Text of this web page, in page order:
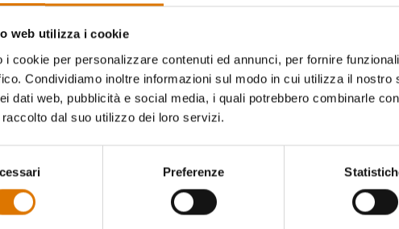
web utilizza i cookie
i cookie per personalizzare contenuti ed annunci, per fornire
Condividiamo inoltre informazioni sul modo in cui utilizza il
dati web, pubblicità e social media, i quali potrebbero combinarle
dal suo utilizzo dei loro servizi.
Preferenze